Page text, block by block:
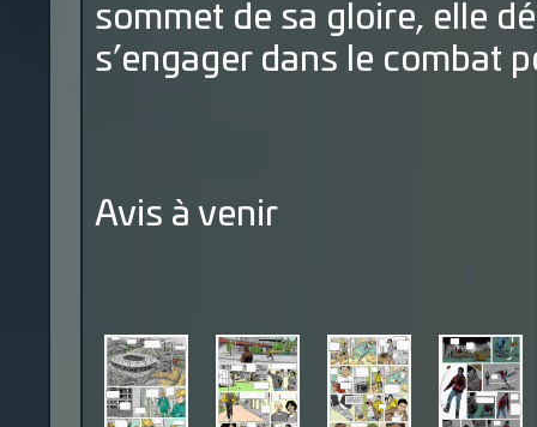
sommet de sa gloire, elle
s’engager dans le combat
Avis à venir